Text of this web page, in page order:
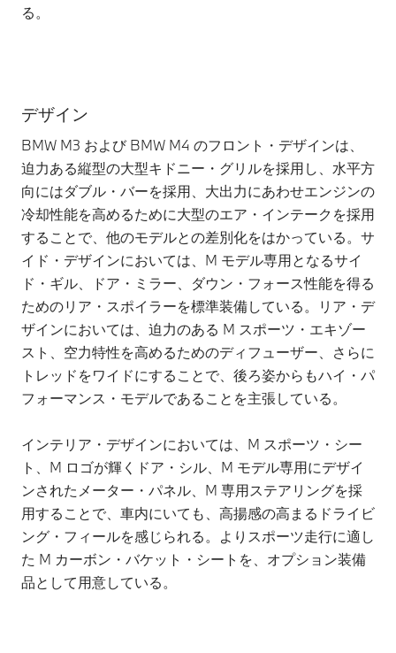
る。
デザイン
BMW M3 および BMW M4 のフロント・デザインは、
迫力ある縦型の大型キドニー・グリルを採用し、水平方
向にはダブル・バーを採用、大出力にあわせエンジンの
冷却性能を高めるために大型のエア・インテークを採用
することで、他のモデルとの差別化をはかっている。サ
イド・デザインにおいては、M モデル専用となるサイ
ド・ギル、ドア・ミラー、ダウン・フォース性能を得る
ためのリア・スポイラーを標準装備している。リア・デ
ザインにおいては、迫力のある M スポーツ・エキゾー
スト、空力特性を高めるためのディフューザー、さらに
トレッドをワイドにすることで、後ろ姿からもハイ・パ
フォーマンス・モデルであることを主張している。
インテリア・デザインにおいては、M スポーツ・シー
ト、M ロゴが輝くドア・シル、M モデル専用にデザイ
ンされたメーター・パネル、M 専用ステアリングを採
用することで、車内にいても、高揚感の高まるドライビ
ング・フィールを感じられる。よりスポーツ走行に適し
た M カーボン・バケット・シートを、オプション装備
品として用意している。